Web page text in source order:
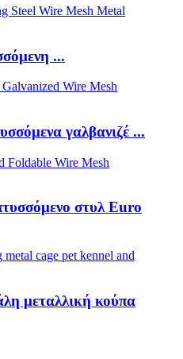
...
γαλβανιζέ ...
στυλ Euro
μεταλλική κούπα